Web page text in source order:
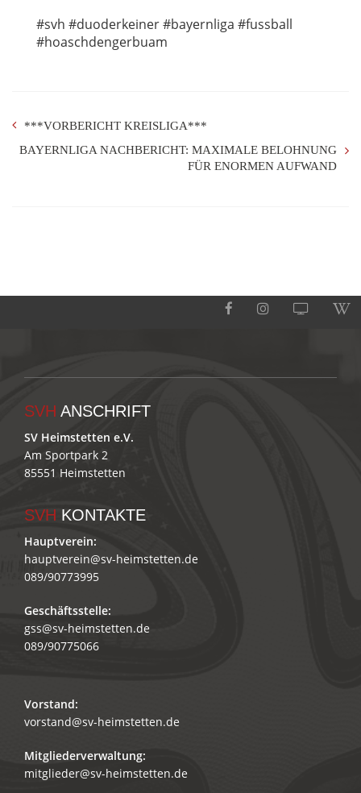
#svh #duoderkeiner #bayernliga #fussball
#hoaschdengerbuam
***VORBERICHT KREISLIGA***
BAYERNLIGA NACHBERICHT: MAXIMALE BELOHNUNG
FÜR ENORMEN AUFWAND
SVH ANSCHRIFT
SV Heimstetten e.V.
Am Sportpark 2
85551 Heimstetten
SVH KONTAKTE
Hauptverein:
hauptverein@sv-heimstetten.de
089/90773995
Geschäftsstelle:
gss@sv-heimstetten.de
089/90775066
Vorstand:
vorstand@sv-heimstetten.de
Mitgliederverwaltung:
mitglieder@sv-heimstetten.de